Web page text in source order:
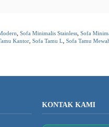
Sofa Minimalis Stainless Sofa
Kantor Sofa Tamu L Sofa Tamu
KONTAK KAMI